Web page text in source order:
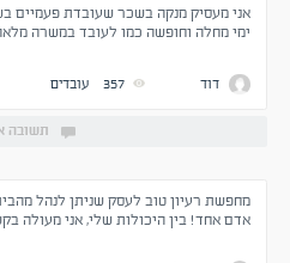
אני מעסיק מנקה בשכר שעובדת פעמיים
ימי מחלה וחופשה כמו לעובד במשרה
דוד 357 עובדים
תשובה
מחפשת רעיון טוב לעסק שניתן לנהל
אדם אחד! בין היכולות שלי, אני מעולה
בברכה